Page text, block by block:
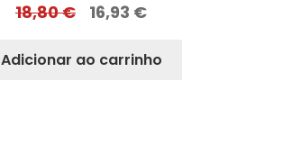
18,80€ 16,93 €
Adicionar ao carrinho